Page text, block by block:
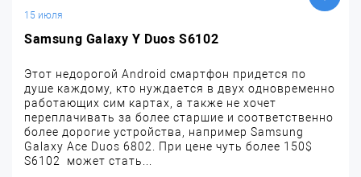
15 июля
Samsung Galaxy Y Duos S6102
Этот недорогой Android смартфон придется по
душе каждому, кто нуждается в двух одновременно
работающих сим картах, а также не хочет
переплачивать за более старшие и соответственно
более дорогие устройства, например Samsung
Galaxy Ace Duos 6802. При цене чуть более 150$
S6102 может стать...